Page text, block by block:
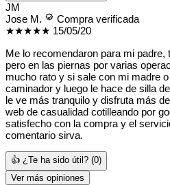
JM
Jose M.
Compra verificada
★★★★★ 15/05/20
Me lo recomendaron para mi padre,
pero en las piernas por varias
mucho rato y si sale con mi madre
caminador y luego le hace de silla
le ve más tranquilo y disfruta más
web de casualidad cotilleando por
satisfecho con la compra y el
comentario sirva.
👍 ¿Te ha sido útil? (0)
Ver más opiniones